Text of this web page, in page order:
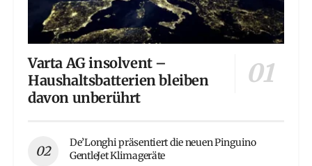
Varta AG insolvent –
Haushaltsbatterien bleiben
davon unberührt
De’Longhi präsentiert die neuen Pinguino
GentleJet Klimageräte